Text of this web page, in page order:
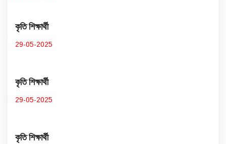
কৃতি শিক্ষার্থী
29-05-2025
কৃতি শিক্ষার্থী
29-05-2025
কৃতি শিক্ষার্থী